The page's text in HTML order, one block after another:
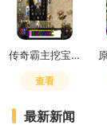
传奇霸主挖宝技巧攻略图
查看
最新新闻